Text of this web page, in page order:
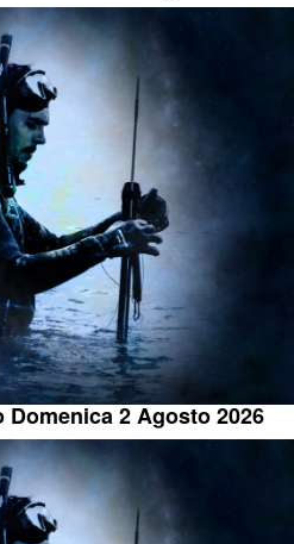
2 Agosto 2026